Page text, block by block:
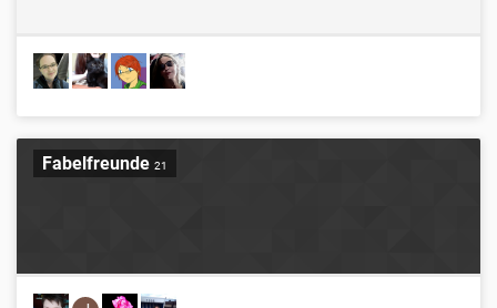
Fabelfreunde 21